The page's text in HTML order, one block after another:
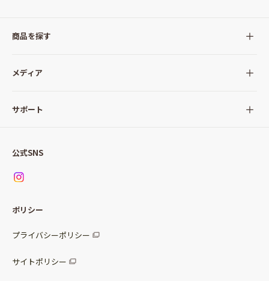
商品を探す
全ての商品
サラダ
パッケージサラダ
惣菜サラダ
調味料
メディア
Qummy(キユーミー)について
サポート
お問い合わせ
公式SNS
ポリシー
プライバシーポリシー
サイトポリシー